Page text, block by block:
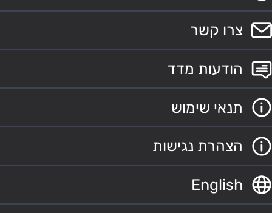
צרו קשר
הודעות מדד
תנאי שימוש
הצהרת נגישות
English